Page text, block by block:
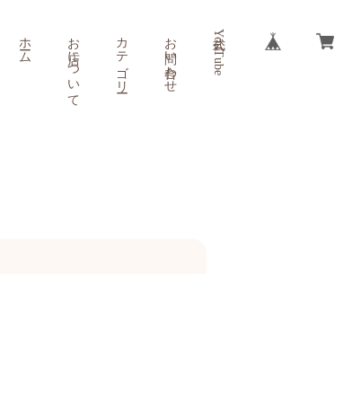
ホーム お店について カテゴリー お問い合わせ 公式YouTube